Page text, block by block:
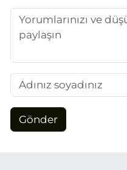
Gönder